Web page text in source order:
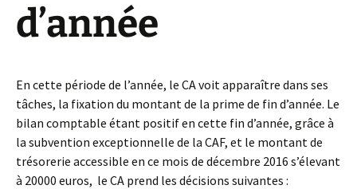
d’année
En cette période de l’année, le CA voit apparaître dans ses
tâches, la fixation du montant de la prime de fin d’année. Le
bilan comptable étant positif en cette fin d’année, grâce à
la subvention exceptionnelle de la CAF, et le montant de
trésorerie accessible en ce mois de décembre 2016 s’élevant
à 20000 euros, le CA prend les décisions suivantes :